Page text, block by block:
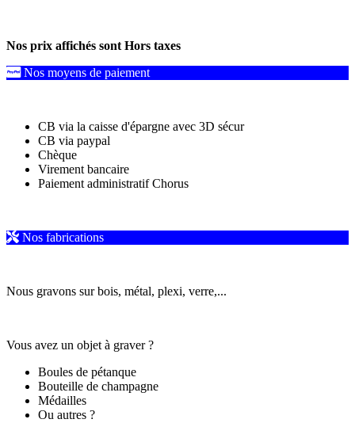
Nos prix affichés sont Hors taxes
Nos moyens de paiement
CB via la caisse d'épargne avec 3D sécur
CB via paypal
Chèque
Virement bancaire
Paiement administratif Chorus
Nos fabrications
Nous gravons sur bois, métal, plexi, verre,...
Vous avez un objet à graver ?
Boules de pétanque
Bouteille de champagne
Médailles
Ou autres ?